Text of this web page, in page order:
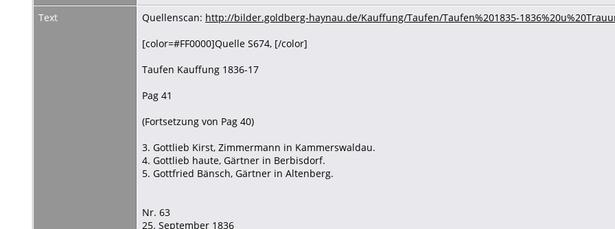
Text
Quellenscan: http://bilder.goldberg-haynau.de/Kauffung/Taufen/Taufen%201835-
[color=#FF0000]Quelle S674, [/color]
Taufen Kauffung 1836-17
Pag 41
(Fortsetzung von Pag 40)
3. Gottlieb Kirst, Zimmermann in Kammerswaldau.
4. Gottlieb haute, Gärtner in Berbisdorf.
5. Gottfried Bänsch, Gärtner in Altenberg.
Nr. 63
25. September 1836